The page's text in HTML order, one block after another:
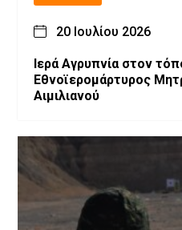
20 Ιουλίου 2026
Ιερά Αγρυπνία στον
Εθνοϊερομάρτυρος
Αιμιλιανού